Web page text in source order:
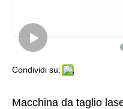
Condividi su:
Macchina da taglio